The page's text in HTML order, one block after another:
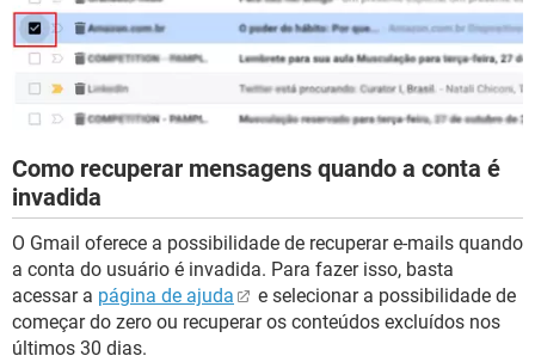
Como recuperar mensagens quando a conta é
invadida
O Gmail oferece a possibilidade de recuperar e-mails quando
a conta do usuário é invadida. Para fazer isso, basta
acessar a página de ajuda
e selecionar a possibilidade de
começar do zero ou recuperar os conteúdos excluídos nos
últimos 30 dias.